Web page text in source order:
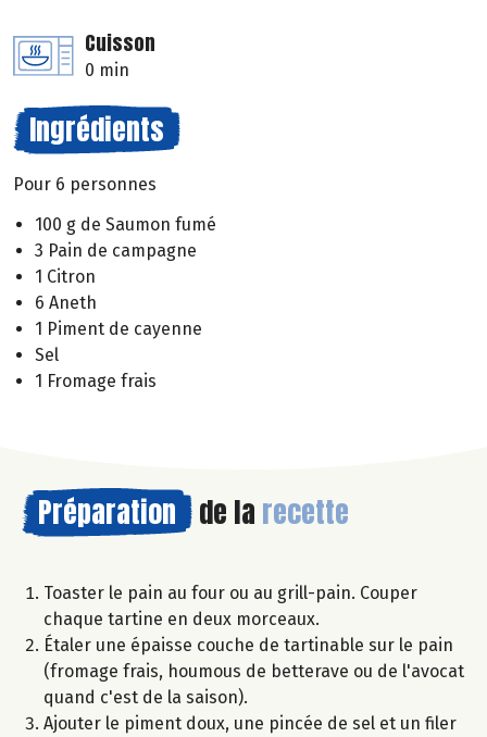
Cuisson
0 min
Ingrédients
Pour 6 personnes
100 g de Saumon fumé
3 Pain de campagne
1 Citron
6 Aneth
1 Piment de cayenne
Sel
1 Fromage frais
Préparation de la recette
Toaster le pain au four ou au grill-pain. Couper
chaque tartine en deux morceaux.
Étaler une épaisse couche de tartinable sur le pain
(fromage frais, houmous de betterave ou de l'avocat
quand c'est de la saison).
Ajouter le piment doux, une pincée de sel et un filer